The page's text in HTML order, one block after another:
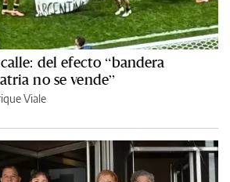
del efecto “bandera
no se vende”
Viale